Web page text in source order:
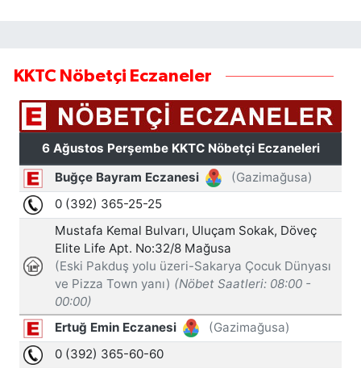
KKTC Nöbetçi Eczaneler